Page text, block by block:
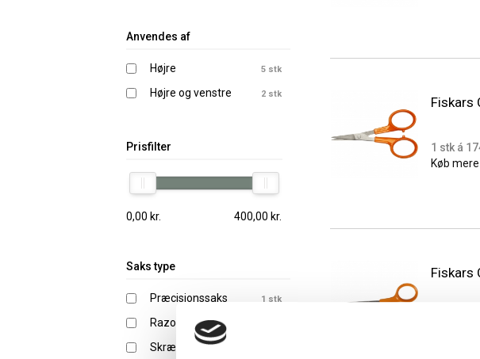
Anvendes af
Højre 5 stk
Højre og venstre 2 stk
Prisfilter
0,00 kr. 400,00 kr.
Saks type
Præcisionssaks 1 stk
RazorEdge saks
Skræddersaks
Fiskars
1 stk á
Køb
Fiskars